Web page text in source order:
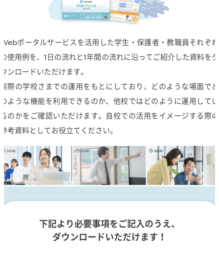
Webポータルサービスを活用した学生・保護者・教職員それぞれ
の使用例を、1日の流れと1年間の流れに沿ってご紹介した資料をダ
ウンロードいただけます。
実際の学校さまでの運用をもとにしており、どのような場面でど
のような機能を利用できるのか、他校ではどのように運用してい
るのかをご確認いただけます。自校での活用をイメージする際の
参考資料としてお役立てください。
下記より必要事項をご記入のうえ、
ダウンロードいただけます！
システム比較 単位制について よくある質問
新着情報
お問い合わせ
パンフレットダウンロード